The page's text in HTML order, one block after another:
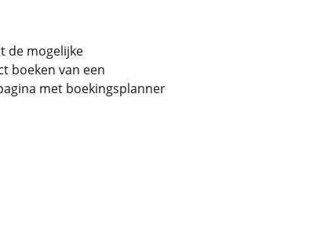
de mogelijke
boeken van een
met boekingsplanner